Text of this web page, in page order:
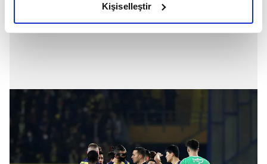
elimizden gelen çabayı gösterdiğimizi ve bu noktada,
gösterilmeyecektir."
Sizlere daha iyi bir hizmet sunabilmek için İnternet
Sitemizde kendimize ve üçüncü kişilere ait çerezler
kullanılmaktadır. Bu çerezler vasıtasıyla çeşitli kişisel
Kişiselleştir